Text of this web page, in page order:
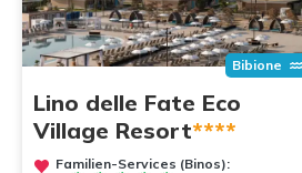
Bibione
Lino delle Fate Eco
Village Resort****
Familien-Services (Binos):